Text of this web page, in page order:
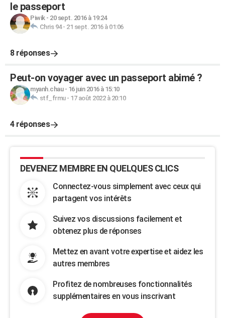
le passeport
Piwik- 20 sept. 2016 à 19:24
Chris 94- 21 sept. 2016 à 01:06
8 réponses
Peut-on voyager avec un passeport abimé ?
myanh.chau- 16 juin 2016 à 15:10
stf_frmu- 17 août 2022 à 20:10
4 réponses
DEVENEZ MEMBRE EN QUELQUES CLICS
Connectez-vous simplement avec ceux qui
partagent vos intérêts
Suivez vos discussions facilement et
obtenez plus de réponses
Mettez en avant votre expertise et aidez les
autres membres
Profitez de nombreuses fonctionnalités
supplémentaires en vous inscrivant